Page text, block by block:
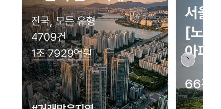
네이버 지도 연결 안내
현재 네이버 지도 연결이 원활하지 않아 지도를 불러올 수 없습니다.
이용에 불편을 드려 죄송합니다.
다시 시도